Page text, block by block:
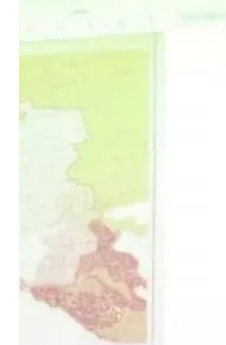
знания молодежи,
достоинство
выбирать в штат
«Министерство
разделяют
защитников и
В МОН
и работников
были «не только
ориентиров и